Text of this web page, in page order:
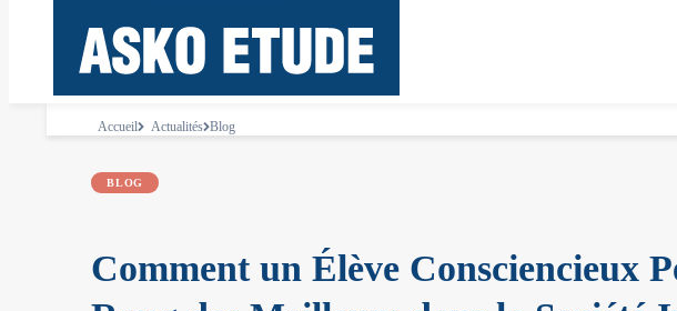
Accueil Actualités Blog
BLOG
Comment un Élève Consciencieux